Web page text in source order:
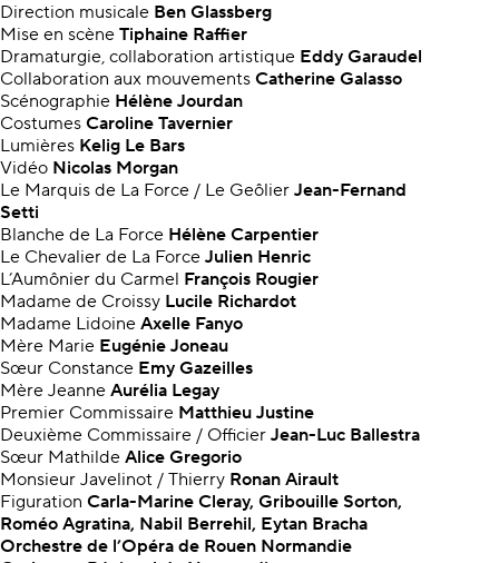
Direction musicale Ben Glassberg
Mise en scène Tiphaine Raffier
Dramaturgie, collaboration artistique Eddy Garaudel
Collaboration aux mouvements Catherine Galasso
Scénographie Hélène Jourdan
Costumes Caroline Tavernier
Lumières Kelig Le Bars
Vidéo Nicolas Morgan
Le Marquis de La Force / Le Geôlier Jean-Fernand
Setti
Blanche de La Force Hélène Carpentier
Le Chevalier de La Force Julien Henric
L’Aumônier du Carmel François Rougier
Madame de Croissy Lucile Richardot
Madame Lidoine Axelle Fanyo
Mère Marie Eugénie Joneau
Sœur Constance Emy Gazeilles
Mère Jeanne Aurélia Legay
Premier Commissaire Matthieu Justine
Deuxième Commissaire / Officier Jean-Luc Ballestra
Sœur Mathilde Alice Gregorio
Monsieur Javelinot / Thierry Ronan Airault
Figuration Carla-Marine Cleray, Gribouille Sorton,
Roméo Agratina, Nabil Berrehil, Eytan Bracha
Orchestre de l’Opéra de Rouen Normandie